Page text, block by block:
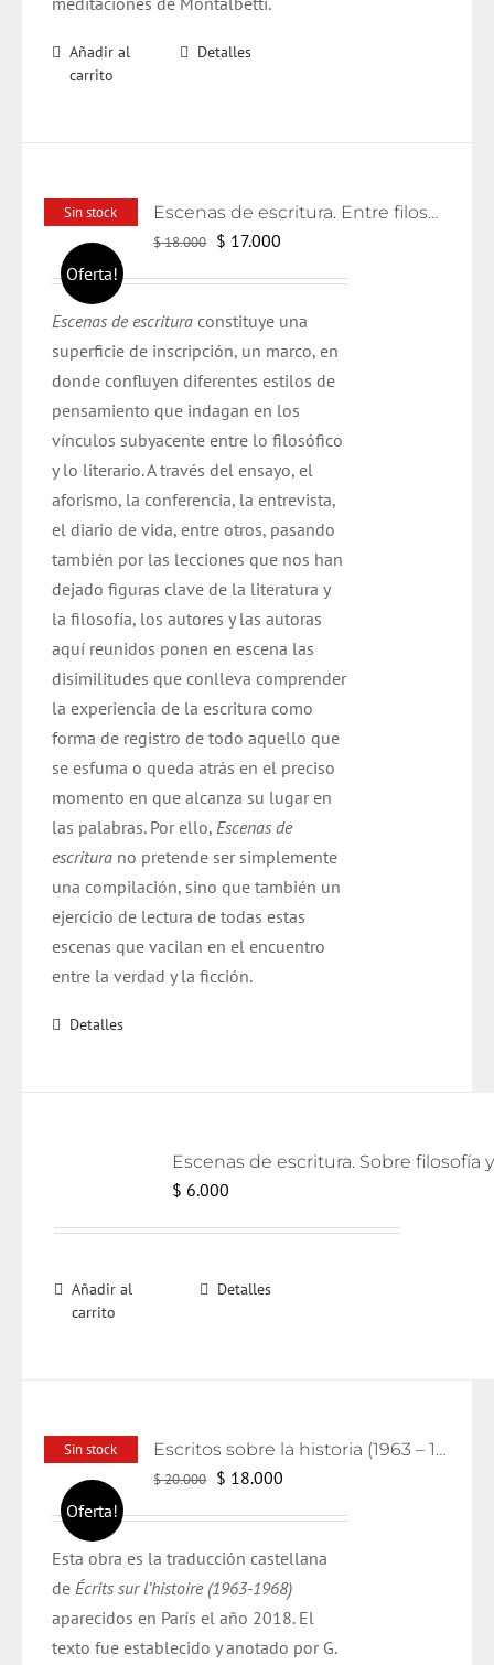
Añadir al
carrito
Detalles
Sin stock
Oferta!
Escenas de escritura. Entre filosofía y literatura
$18.000 El
era:
$ 18.000.
$ 17.000
es:
$ 17.000.
Escenas de escritura constituye una
superficie de inscripción, un marco, en
donde confluyen diferentes estilos de
pensamiento que indagan en los
vínculos subyacente entre lo filosófico
y lo literario. A través del ensayo, el
aforismo, la conferencia, la entrevista,
el diario de vida, entre otros, pasando
también por las lecciones que nos han
dejado figuras clave de la literatura y
la filosofía, los autores y las autoras
aquí reunidos ponen en escena las
disimilitudes que conlleva comprender
la experiencia de la escritura como
forma de registro de todo aquello que
se esfuma o queda atrás en el preciso
momento en que alcanza su lugar en
las palabras. Por ello,Escenas de
escritura no pretende ser simplemente
una compilación, sino que también un
ejercicio de lectura de todas estas
escenas que vacilan en el encuentro
entre la verdad y la ficción.
Detalles
$ 6.000
Añadir al
carrito
Detalles
Sin stock
Oferta!
Escritos sobre la historia (1963 – 1986)
$20.000 El
era:
$ 20.000.
$ 18.000
es:
$ 18.000.
Esta obra es la traducción castellana
deÉcrits surl’histoire(1963-1968)
aparecidos en París el año 2018. El
textofueestablecido y anotado por G.